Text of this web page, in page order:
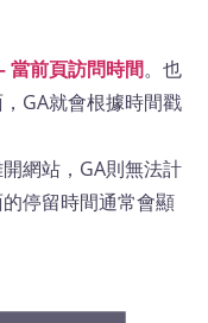
當前頁訪問時間。也
GA就會根據時間戳
網站，GA則無法計
停留時間通常會顯